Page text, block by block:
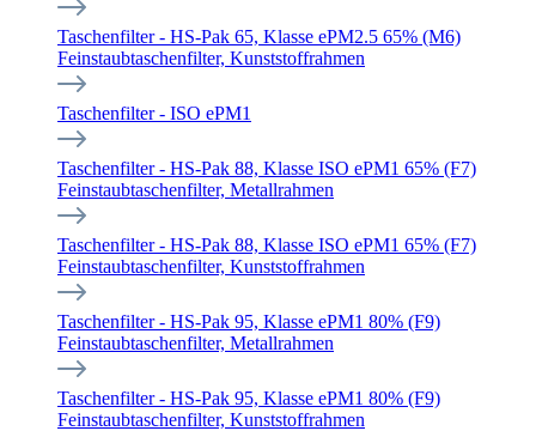
Taschenfilter - HS-Pak 65, Klasse ePM2.5 65% (M6)
Feinstaubtaschenfilter, Kunststoffrahmen
Taschenfilter - ISO ePM1
Taschenfilter - HS-Pak 88, Klasse ISO ePM1 65% (F7)
Feinstaubtaschenfilter, Metallrahmen
Taschenfilter - HS-Pak 88, Klasse ISO ePM1 65% (F7)
Feinstaubtaschenfilter, Kunststoffrahmen
Taschenfilter - HS-Pak 95, Klasse ePM1 80% (F9)
Feinstaubtaschenfilter, Metallrahmen
Taschenfilter - HS-Pak 95, Klasse ePM1 80% (F9)
Feinstaubtaschenfilter, Kunststoffrahmen